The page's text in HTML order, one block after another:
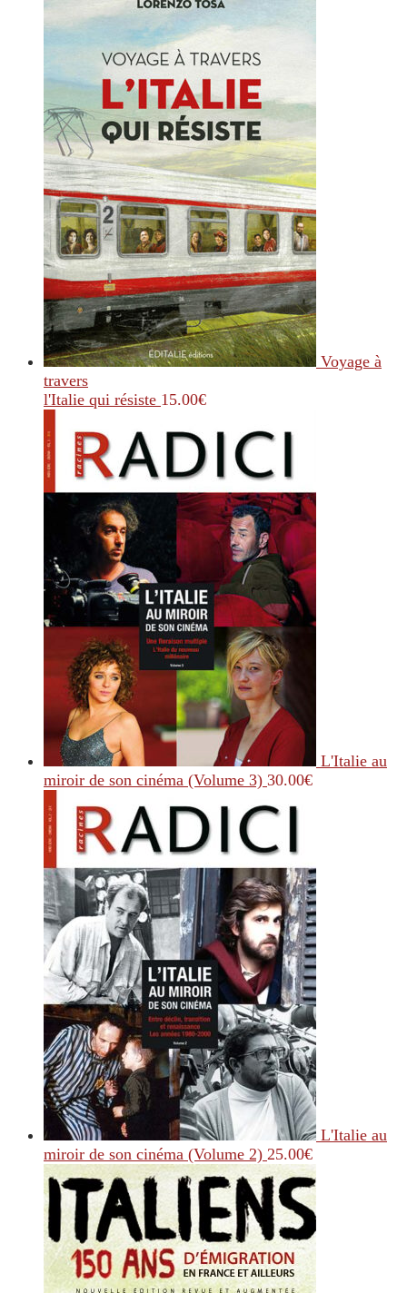
Voyage à
travers
l'Italie qui résiste 15.00€
L'Italie au
miroir de son cinéma (Volume 3) 30.00€
L'Italie au
miroir de son cinéma (Volume 2) 25.00€